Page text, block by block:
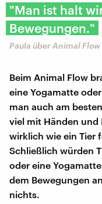
"Man ist halt
Bewegungen."
Paula über Animal Flow
Beim Animal Flow
eine Yogamatte
man auch am
viel mit Händen und
wirklich wie ein Tier
Schließlich würden
oder eine
dem Bewegungen
nichts.